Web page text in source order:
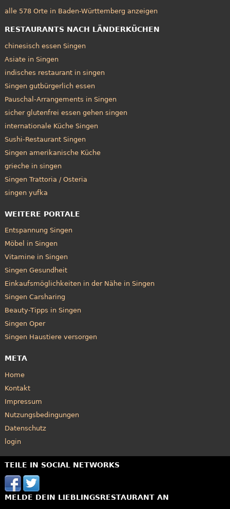
alle 578 Orte in Baden-Württemberg anzeigen
RESTAURANTS NACH LÄNDERKÜCHEN
chinesisch essen Singen
Asiate in Singen
indisches restaurant in singen
Singen gutbürgerlich essen
Pauschal-Arrangements in Singen
sicher glutenfrei essen gehen singen
internationale Küche Singen
Sushi-Restaurant Singen
Singen amerikanische Küche
grieche in singen
Singen Trattoria / Osteria
singen yufka
WEITERE PORTALE
Entspannung Singen
Möbel in Singen
Vitamine in Singen
Singen Gesundheit
Einkaufsmöglichkeiten in der Nähe in Singen
Singen Carsharing
Beauty-Tipps in Singen
Singen Oper
Singen Haustiere versorgen
META
Home
Kontakt
Impressum
Nutzungsbedingungen
Datenschutz
login
TEILE IN SOCIAL NETWORKS
MELDE DEIN LIEBLINGSRESTAURANT AN